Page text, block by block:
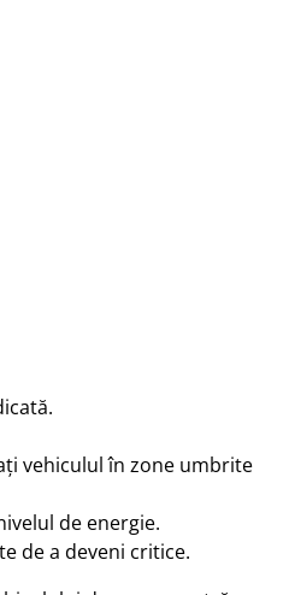
vehiculul în zone umbrite
de energie.
de a deveni critice.